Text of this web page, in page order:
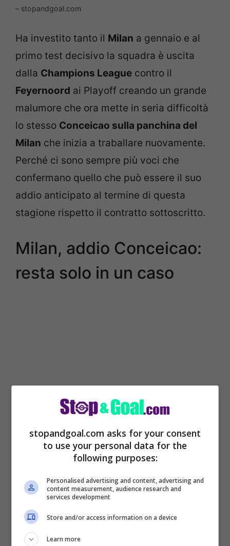
– stopandgoal.com
Ha investito tanto il Milan a gennaio e al
primo test decisivo la squadra è uscita
dalla Champions League contro il
Feyernoord ai Playoff creando un grande
malumore che ora mette in seria difficoltà
lo stesso Conceicao sulla panchina del
Milan che inizia a traballare nuovamente.
Perché ci sono sempre più voci che
confermano quello che può essere il suo
addio anticipato al termine di questa
stagione rispetto il contratto sottoscritto.
Milan, addio Conceicao:
resta solo in un caso
C’è solo una strada che può portare alla
Sergio Conceicao
che riguarda la qualificazione in
Champions Leagueper il prossimo anno
del club rossonero che dovrà quindi fare
una rimonta importante in campionato in
stopandgoal.com asks for your consent
to use your personal data for the
following purposes:
Personalised advertising and content, advertising and
content measurement, audience research and
services development
Store and/or access information on a device
Learn more